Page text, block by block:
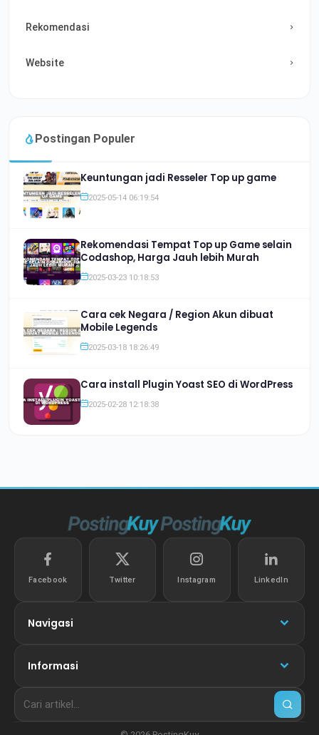
Rekomendasi
Website
Postingan Populer
Keuntungan jadi Resseler Top up game
2025-05-14 06:19:54
Rekomendasi Tempat Top up Game selain
Codashop, Harga Jauh lebih Murah
2025-03-23 10:18:53
Cara cek Negara / Region Akun dibuat
Mobile Legends
2025-03-18 18:26:49
Cara install Plugin Yoast SEO di WordPress
2025-02-28 12:18:38
Facebook Twitter Instagram LinkedIn
Navigasi
Informasi